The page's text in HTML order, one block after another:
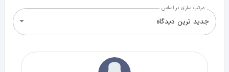
مرتب سازی بر اساس
جدید ترین دیدگاه